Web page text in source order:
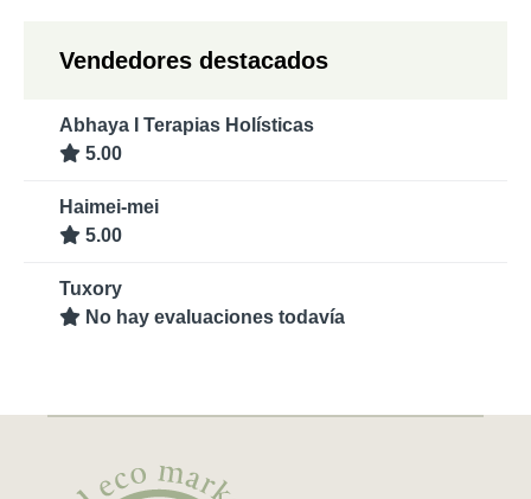
Vendedores destacados
Abhaya I Terapias Holísticas
5.00
Haimei-mei
5.00
Tuxory
No hay evaluaciones todavía